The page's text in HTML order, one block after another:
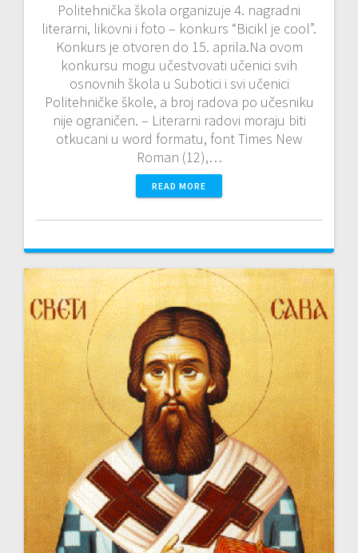
Politehnička škola organizuje 4. nagradni
literarni, likovni i foto – konkurs “Bicikl je cool”.
Konkurs je otvoren do 15. aprila.Na ovom
konkursu mogu učestvovati učenici svih
osnovnih škola u Subotici i svi učenici
Politehničke škole, a broj radova po učesniku
nije ograničen. – Literarni radovi moraju biti
otkucani u word formatu, font Times New
Roman (12),…
READ MORE